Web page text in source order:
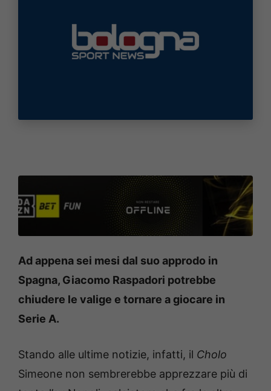
Ad appena sei mesi dal suo approdo in
Spagna, Giacomo Raspadori potrebbe
chiudere le valige e tornare a giocare in
Serie A.
Stando alle ultime notizie, infatti, il Cholo
Simeone non sembrerebbe apprezzare più di